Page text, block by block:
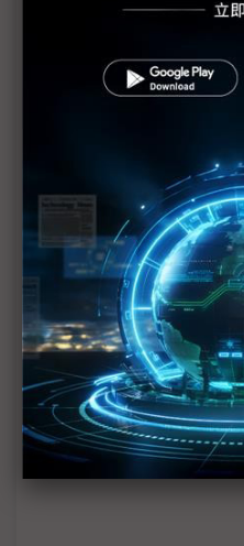
日本處理福島核危機有
福島核電廠反應爐供電
日本擴大農作禁售範圍
福島核安事故日政府賠償
日自衛隊開始進行4號機
日本官防副長：福島1號
福島核電廠輻射量逐漸
日本核安全機構：福島2